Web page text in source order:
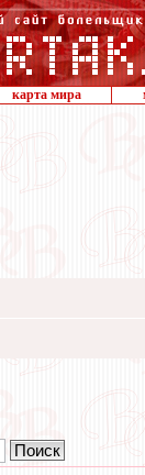
карта мира